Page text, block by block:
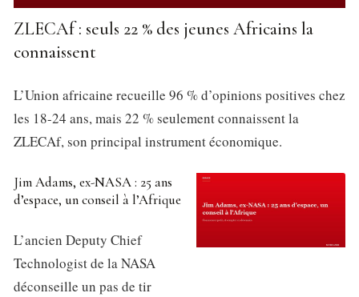
ZLECAf : seuls 22 % des jeunes Africains la
connaissent
L’Union africaine recueille 96 % d’opinions positives chez
les 18-24 ans, mais 22 % seulement connaissent la
ZLECAf, son principal instrument économique.
Jim Adams, ex-NASA : 25 ans
d’espace, un conseil à l’Afrique
L’ancien Deputy Chief
Technologist de la NASA
déconseille un pas de tir